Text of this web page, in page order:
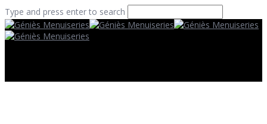
Type and press enter to search